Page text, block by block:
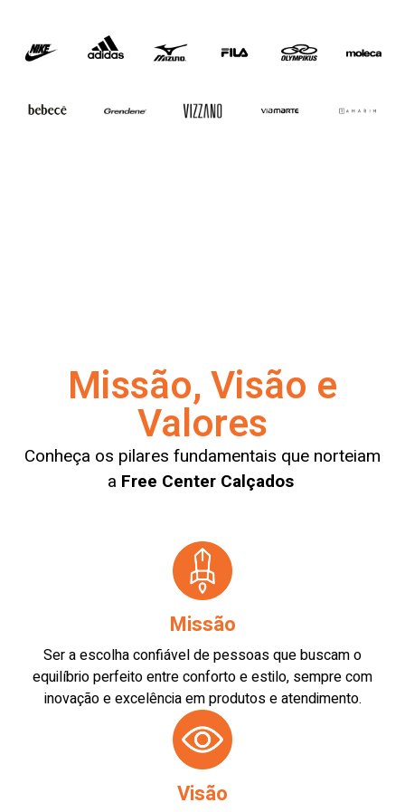
Missão, Visão e
Valores
Conheça os pilares fundamentais que norteiam
a Free Center Calçados
Missão
Ser a escolha confiável de pessoas que buscam o
equilíbrio perfeito entre conforto e estilo, sempre com
inovação e excelência em produtos e atendimento.
Visão